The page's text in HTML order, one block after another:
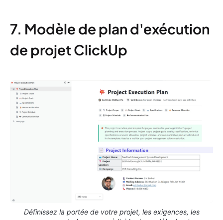
7. Modèle de plan d'exécution
de projet ClickUp
Définissez la portée de votre projet, les exigences, les